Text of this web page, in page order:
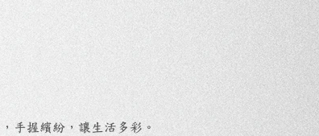
手握繽紛，讓生活多彩。